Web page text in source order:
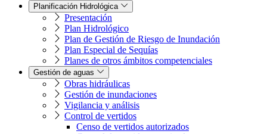
Planificación Hidrológica
Presentación
Plan Hidrológico
Plan de Gestión de Riesgo de Inundación
Plan Especial de Sequías
Planes de otros ámbitos competenciales
Gestión de aguas
Obras hidráulicas
Gestión de inundaciones
Vigilancia y análisis
Control de vertidos
Censo de vertidos autorizados